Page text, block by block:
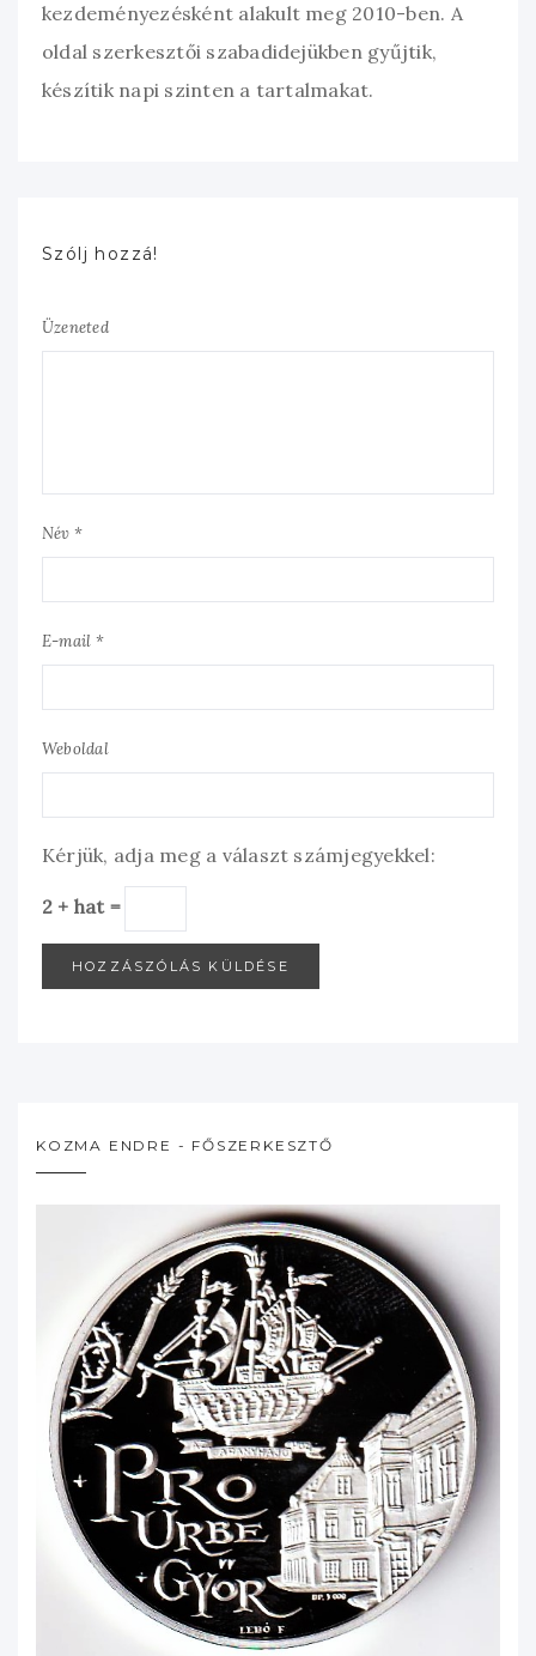
kezdeményezésként alakult meg 2010-ben. A
oldal szerkesztői szabadidejükben gyűjtik,
készítik napi szinten a tartalmakat.
Szólj hozzá!
Üzeneted
Név *
E-mail *
Weboldal
Kérjük, adja meg a választ számjegyekkel:
2 + hat =
KOZMA ENDRE - FŐSZERKESZTŐ